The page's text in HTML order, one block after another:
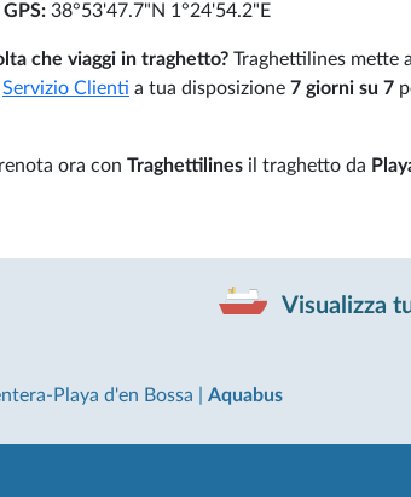
38°53'47.7"N 1°24'54.2"E
che viaggi in traghetto? Traghettilines mette
Servizio Clienti a tua disposizione 7 giorni su 7
ora con Traghettilines il traghetto da
Visualizza
Playa d'en Bossa Aquabus